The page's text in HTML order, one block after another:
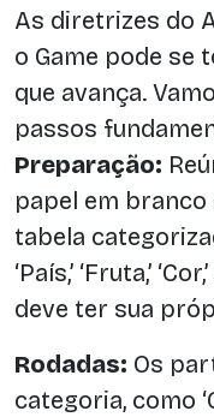
As diretrizes do
o Game pode se
que avança.
passos
Preparação:
papel em branco
tabela
‘País,’ ‘Fruta,’
deve ter sua
Rodadas: Os
categoria, como